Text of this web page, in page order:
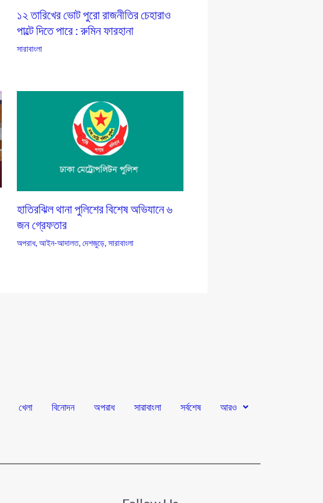
১২ তারিখের ভোট পুরো রাজনীতির চেহারাও
পাল্টে দিতে পারে : রুমিন ফারহানা
সারাবাংলা
হাতিরঝিল থানা পুলিশের বিশেষ অভিযানে ৬
জন গ্রেফতার
অপরাধ,আইন-আদালত,দেশজুড়ে,সারাবাংলা
খেলা বিনোদন অপরাধ সারাবাংলা সর্বশেষ আরও